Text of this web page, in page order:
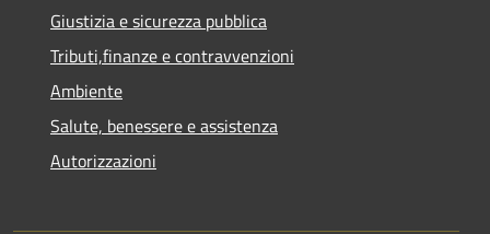
Giustizia e sicurezza pubblica
Tributi,finanze e contravvenzioni
Ambiente
Salute, benessere e assistenza
Autorizzazioni